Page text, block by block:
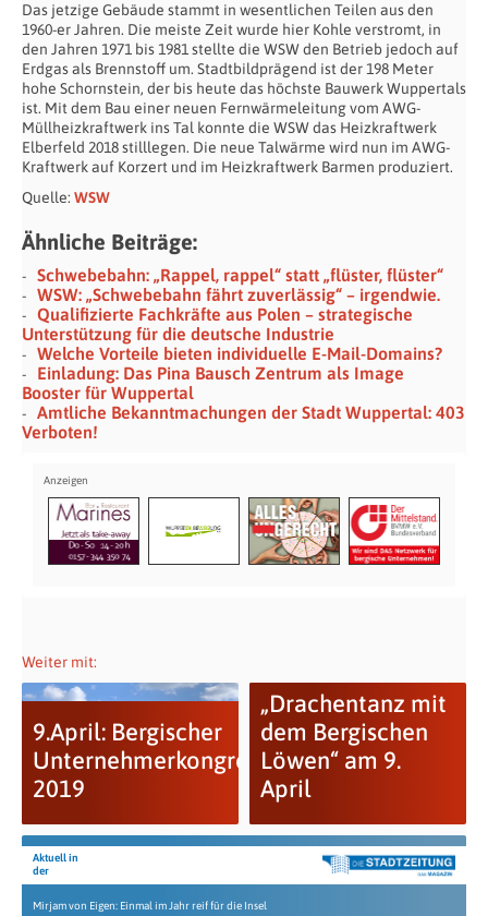
Das jetzige Gebäude stammt in wesentlichen Teilen aus den
1960-er Jahren. Die meiste Zeit wurde hier Kohle verstromt, in
den Jahren 1971 bis 1981 stellte die WSW den Betrieb jedoch auf
Erdgas als Brennstoff um. Stadtbildprägend ist der 198 Meter
hohe Schornstein, der bis heute das höchste Bauwerk Wuppertals
ist. Mit dem Bau einer neuen Fernwärmeleitung vom AWG-
Müllheizkraftwerk ins Tal konnte die WSW das Heizkraftwerk
Elberfeld 2018 stilllegen. Die neue Talwärme wird nun im AWG-
Kraftwerk auf Korzert und im Heizkraftwerk Barmen produziert.
Quelle: WSW
Ähnliche Beiträge:
Schwebebahn: „Rappel, rappel“ statt „flüster, flüster“
WSW: „Schwebebahn fährt zuverlässig“ – irgendwie.
Qualifizierte Fachkräfte aus Polen – strategische
Unterstützung für die deutsche Industrie
Welche Vorteile bieten individuelle E-Mail-Domains?
Einladung: Das Pina Bausch Zentrum als Image
Booster für Wuppertal
Amtliche Bekanntmachungen der Stadt Wuppertal: 403
Verboten!
Weiter mit:
9.April: Bergischer
Unternehmerkongress
2019
„Drachentanz mit
dem Bergischen
Löwen“ am 9.
April
Aktuell in
der
Mirjam von Eigen: Einmal im Jahr reif für die Insel